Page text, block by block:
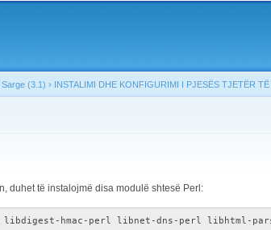
(3.1) › INSTALIMI DHE KONFIGURIMI I PJESËS TJETËR
duhet të instalojmë disa modulë shtesë Perl:
hmac-perl libnet-dns-perl libhtml-